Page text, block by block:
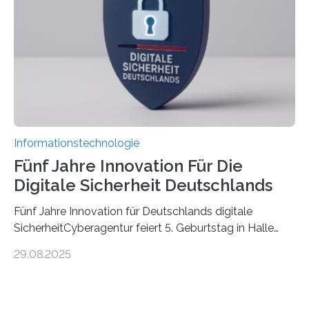
die mittels Sensoren ihre Umgebung erfassen,
Informationen verarbeiten und häufig auch mit…
Informationstechnologie
Fünf Jahre Innovation Für Die
Digitale Sicherheit Deutschlands
Fünf Jahre Innovation für Deutschlands digitale
SicherheitCyberagentur feiert 5. Geburtstag in Halle
ErfolgeDie Agentur für Innovation in der
29.08.2025